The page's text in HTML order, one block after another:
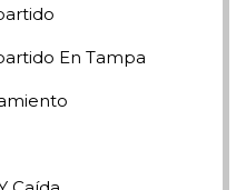
En Tampa